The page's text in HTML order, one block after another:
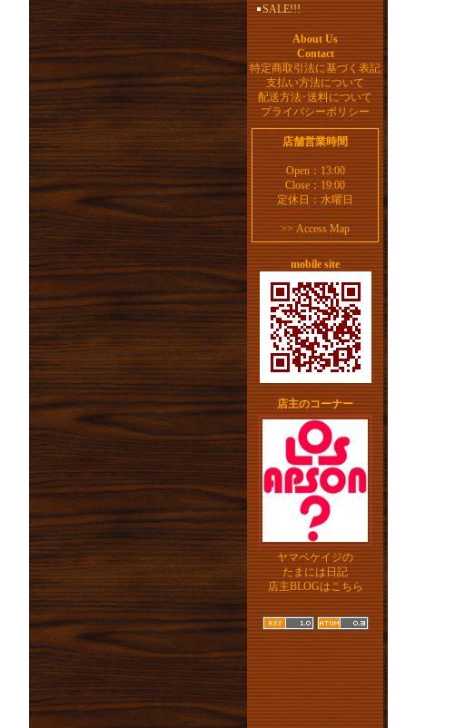
SALE!!!
About Us
Contact
特定商取引法に基づく表記
支払い方法について
配送方法･送料について
プライバシーポリシー
店舗営業時間
Open：13:00
Close：19:00
定休日：水曜日
>>Access Map
mobile site
店主のコーナー
ヤマベケイジの
たまには日記
店主BLOGはこちら